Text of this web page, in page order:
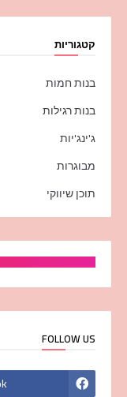
קטגוריות
בנות חמות
בנות רגילות
ג'ינג'יות
מבוגרות
תוכן שיווקי
FOLLOW US